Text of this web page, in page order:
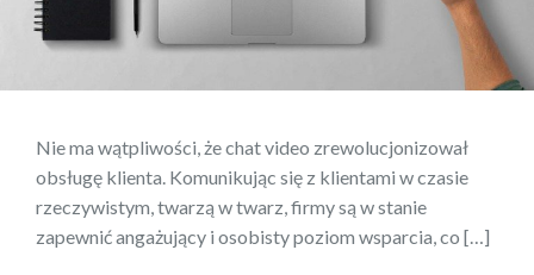
Nie ma wątpliwości, że chat video zrewolucjonizował
obsługę klienta. Komunikując się z klientami w czasie
rzeczywistym, twarzą w twarz, firmy są w stanie
zapewnić angażujący i osobisty poziom wsparcia, co […]